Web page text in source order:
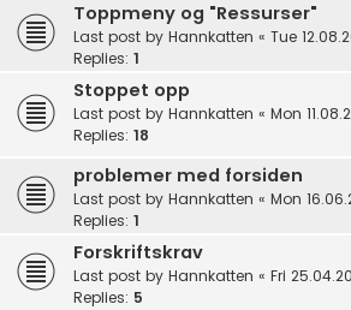
Toppmeny og "Ressurser"
Last post by Hannkatten « Tue
Replies: 1
Stoppet opp
Last post by Hannkatten « Mon
Replies: 18
problemer med forsiden
Last post by Hannkatten « Mon
Replies: 1
Forskriftskrav
Last post by Hannkatten « Fri
Replies: 5